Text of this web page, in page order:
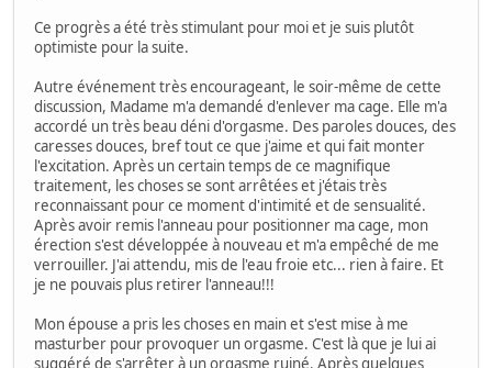
Ce progrès a été très stimulant pour moi et je suis plutôt
optimiste pour la suite.
Autre événement très encourageant, le soir-même de cette
discussion, Madame m'a demandé d'enlever ma cage. Elle m'a
accordé un très beau déni d'orgasme. Des paroles douces, des
caresses douces, bref tout ce que j'aime et qui fait monter
l'excitation. Après un certain temps de ce magnifique
traitement, les choses se sont arrêtées et j'étais très
reconnaissant pour ce moment d'intimité et de sensualité.
Après avoir remis l'anneau pour positionner ma cage, mon
érection s'est développée à nouveau et m'a empêché de me
verrouiller. J'ai attendu, mis de l'eau froie etc... rien à faire. Et
je ne pouvais plus retirer l'anneau!!!
Mon épouse a pris les choses en main et s'est mise à me
masturber pour provoquer un orgasme. C'est là que je lui ai
suggéré de s'arrêter à un orgasme ruiné. Après quelques